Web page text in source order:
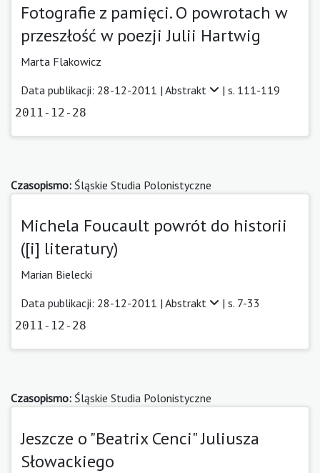
Fotografie z pamięci. O powrotach w
przeszłość w poezji Julii Hartwig
Marta Flakowicz
Data publikacji: 28-12-2011 | Abstrakt | s. 111-119
2011-12-28
Czasopismo: Śląskie Studia Polonistyczne
Michela Foucault powrót do historii
([i] literatury)
Marian Bielecki
Data publikacji: 28-12-2011 | Abstrakt | s. 7-33
2011-12-28
Czasopismo: Śląskie Studia Polonistyczne
Jeszcze o "Beatrix Cenci" Juliusza
Słowackiego